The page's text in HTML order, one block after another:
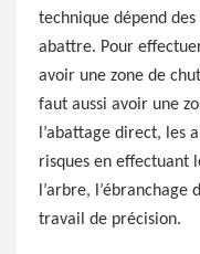
technique dépend
abattre. Pour
avoir une zone de
faut aussi avoir une
l’abattage direct, les
risques en effectuant
l’arbre,
travail de précision.